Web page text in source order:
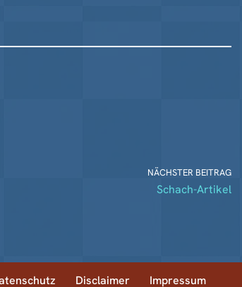
NÄCHSTER BEITRAG
Schach-Artikel
Disclaimer Impressum